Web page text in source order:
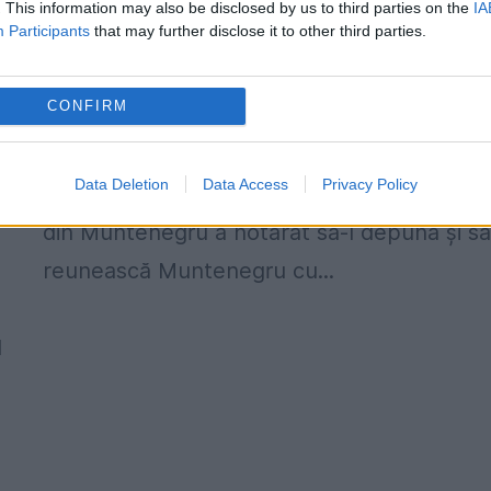
This information may also be disclosed by us to third parties on the
Participants that may further disclose it to other third parties.
CONFIRM
Data Deletion Data Access Privacy Policy
Românii la 99 de ani”
1 DECEMBRIE 2017
PARIS, 4 Dec. – Regele Nicolae al
rapoartele cari vestesc că consiliul național
din Muntenegru a hotărât să-l depună și să
reunească Muntenegru cu...